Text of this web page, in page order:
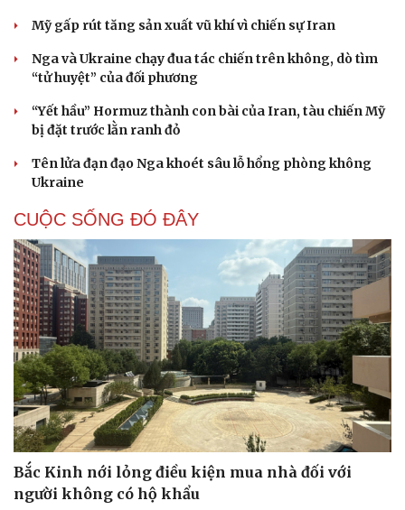
Cải chính
Mỹ gấp rút tăng sản xuất vũ khí vì chiến sự Iran
Nga và Ukraine chạy đua tác chiến trên không, dò tìm
“tử huyệt” của đối phương
“Yết hầu” Hormuz thành con bài của Iran, tàu chiến Mỹ
bị đặt trước lằn ranh đỏ
Tên lửa đạn đạo Nga khoét sâu lỗ hổng phòng không
Ukraine
CUỘC SỐNG ĐÓ ĐÂY
Bắc Kinh nới lỏng điều kiện mua nhà đối với
người không có hộ khẩu